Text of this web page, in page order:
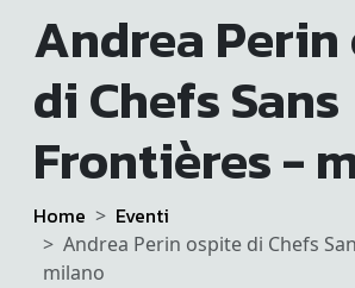
Andrea
di Chefs Sans
Frontières -
Home Eventi
Andrea Perin ospite di Chefs
milano